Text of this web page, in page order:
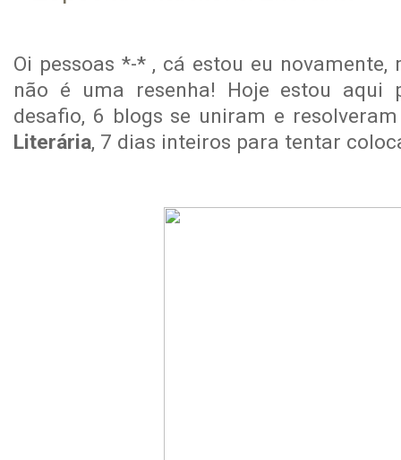
Oi pessoas *-* , cá estou eu novamente,
não é uma resenha! Hoje estou aqui
desafio, 6 blogs se uniram e
Literária, 7 dias inteiros para tentar